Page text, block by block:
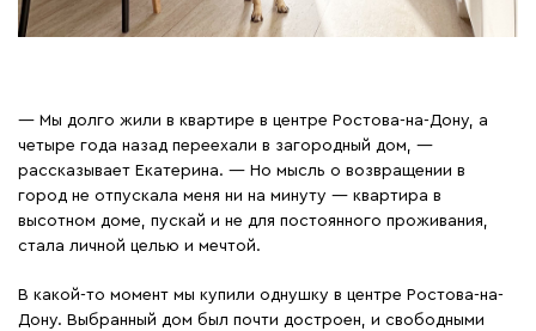
— Мы долго жили в квартире в центре Ростова-на-Дону, а
четыре года назад переехали в загородный дом, —
рассказывает Екатерина. — Но мысль о возвращении в
город не отпускала меня ни на минуту — квартира в
высотном доме, пускай и не для постоянного проживания,
стала личной целью и мечтой.
В какой-то момент мы купили однушку в центре Ростова-на-
Дону. Выбранный дом был почти достроен, и свободными